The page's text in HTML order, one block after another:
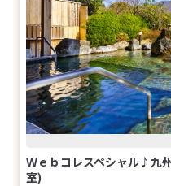
Ｗｅｂコレスペシャル♪
室)